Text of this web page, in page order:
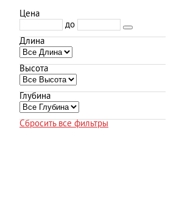
Цена
до
Длина
Высота
Глубина
Сбросить все фильтры